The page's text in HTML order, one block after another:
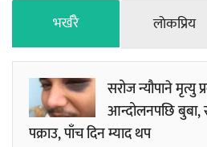
भर्खरै लाेकप्रिय
सरोज न्यौपाने मृत्यु
आन्दोलनपछि बुबा,
पक्राउ, पाँच दिन म्याद थप